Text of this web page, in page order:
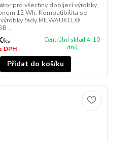
pro všechny dobíjecí výrobky
12 Wh. Kompatibilita se
řady MILWAUKEE®
...
/ks
DPH
Centrální sklad 4-10
dnů
Přidat do košíku